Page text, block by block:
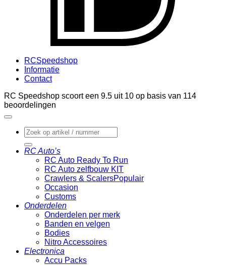
RCSpeedshop
Informatie
Contact
RC Speedshop scoort een 9.5 uit 10 op basis van 114
beoordelingen
Zoeken
naar:
RC Auto’s
RC Auto Ready To Run
RC Auto zelfbouw KIT
Crawlers & Scalers
Occasion
Customs
Onderdelen
Onderdelen per merk
Banden en velgen
Bodies
Nitro Accessoires
Electronica
Accu Packs